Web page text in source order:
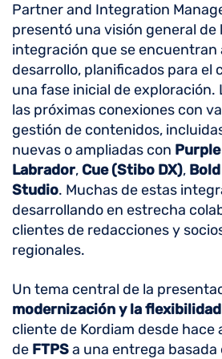
Partner and Integration
presentó una visión general de
integración que se
desarrollo, planificados para el
una fase inicial de exploración.
las próximas conexiones con
gestión de contenidos,
nuevas o ampliadas con
Labrador, Cue (Stibo DX),
Studio. Muchas de estas
desarrollando en estrecha
clientes de redacciones y
regionales.
Un tema central de la
modernización y la flexibilidad
cliente de Kordiam desde hace
de FTPSa una entrega basada